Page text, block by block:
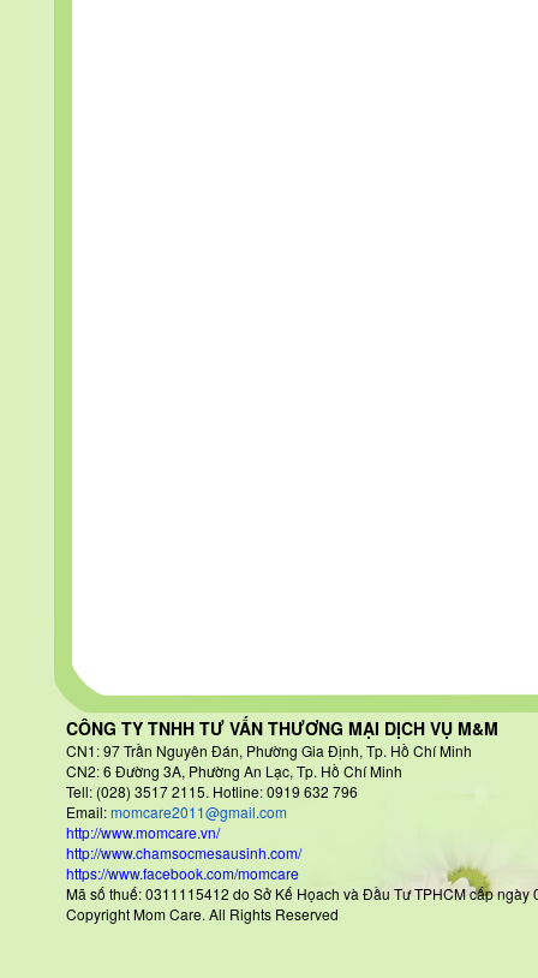
CÔNG TY TNHH TƯ VẤN THƯƠNG MẠI DỊCH VỤ M&M
CN1: 97 Trần Nguyên Đán, Phường Gia Định, Tp. Hồ Chí Minh
CN2: 6 Đường 3A, Phường An Lạc, Tp. Hồ Chí Minh
Tell: (028) 3517 2115. Hotline: 0919 632 796
Email:momcare2011@gmail.com
http://www.momcare.vn/
http://www.chamsocmesausinh.com/
https://www.facebook.com/momcare
Mã số thuế: 0311115412 do Sở Kế Họach và Đầu Tư TPHCM
Copyright Mom Care. All Rights Reserved